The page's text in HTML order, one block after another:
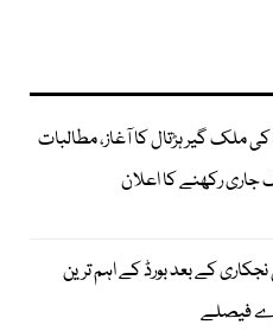
کی ملک گیر ہڑتال کا آغاز، مطالبات
رکھنے کا اعلان
کے بعد بورڈ کے اہم ترین
فیصلے